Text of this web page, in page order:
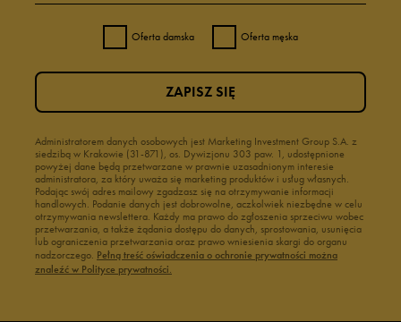
Oferta damska Oferta męska
Administratorem danych osobowych jest Marketing Investment Group S.A. z
siedzibą w Krakowie (31-871), os. Dywizjonu 303 paw. 1, udostępnione
powyżej dane będą przetwarzane w prawnie uzasadnionym interesie
administratora, za który uważa się marketing produktów i usług własnych.
Podając swój adres mailowy zgadzasz się na otrzymywanie informacji
handlowych. Podanie danych jest dobrowolne, aczkolwiek niezbędne w celu
otrzymywania newslettera. Każdy ma prawo do zgłoszenia sprzeciwu wobec
przetwarzania, a także żądania dostępu do danych, sprostowania, usunięcia
lub ograniczenia przetwarzania oraz prawo wniesienia skargi do organu
nadzorczego. Pełną treść oświadczenia o ochronie prywatności można
znaleźć w Polityce prywatności.
ZAPISZ SIĘ